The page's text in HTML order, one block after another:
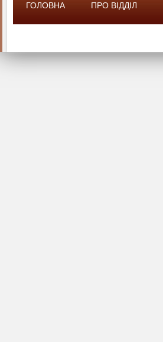
ГОЛОВНА ПРО ВІДДІЛ